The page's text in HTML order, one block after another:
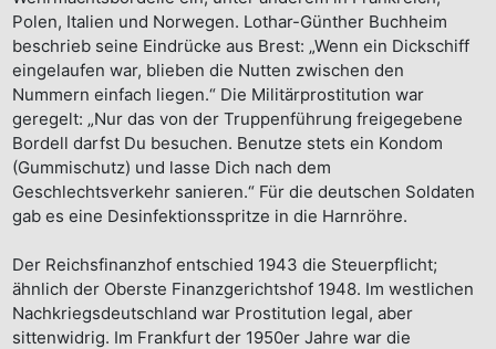
Polen, Italien und Norwegen. Lothar-Günther Buchheim
beschrieb seine Eindrücke aus Brest: „Wenn ein Dickschiff
eingelaufen war, blieben die Nutten zwischen den
Nummern einfach liegen.“ Die Militärprostitution war
geregelt: „Nur das von der Truppenführung freigegebene
Bordell darfst Du besuchen. Benutze stets ein Kondom
(Gummischutz) und lasse Dich nach dem
Geschlechtsverkehr sanieren.“ Für die deutschen Soldaten
gab es eine Desinfektionsspritze in die Harnröhre.
Der Reichsfinanzhof entschied 1943 die Steuerpflicht;
ähnlich der Oberste Finanzgerichtshof 1948. Im westlichen
Nachkriegsdeutschland war Prostitution legal, aber
sittenwidrig. Im Frankfurt der 1950er Jahre war die